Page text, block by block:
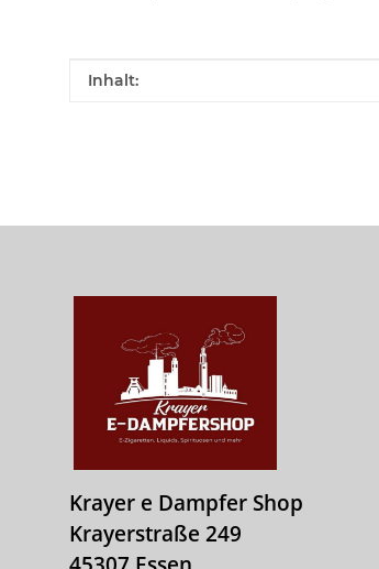
Produkteigenschaft
Wert
Inhalt:
Krayer e Dampfer Shop
Krayerstraße 249